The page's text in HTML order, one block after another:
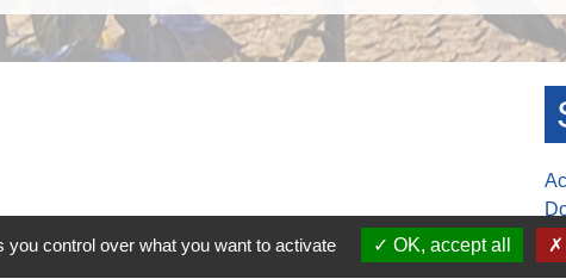
control over what you want to activate OK, accept all